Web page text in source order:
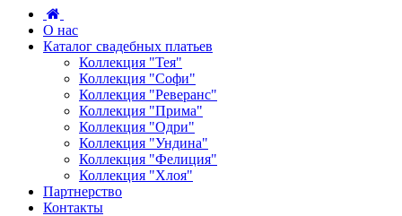
О нас
Каталог свадебных платьев
Коллекция "Тея"
Коллекция "Софи"
Коллекция "Реверанс"
Коллекция "Прима"
Коллекция "Одри"
Коллекция "Ундина"
Коллекция "Фелиция"
Коллекция "Хлоя"
Партнерство
Контакты